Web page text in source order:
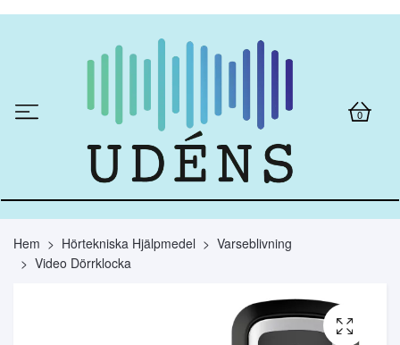
0
Hem Hörtekniska Hjälpmedel
Varseblivning
Video Dörrklocka